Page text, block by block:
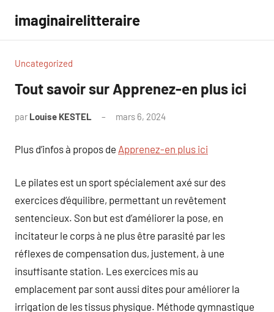
contenu
imaginairelitteraire
Uncategorized
Tout savoir sur Apprenez-en plus ici
par Louise KESTEL mars 6, 2024
Plus d’infos à propos de Apprenez-en plus ici
Le pilates est un sport spécialement axé sur des
exercices d’équilibre, permettant un revêtement
sentencieux. Son but est d’améliorer la pose, en
incitateur le corps à ne plus être parasité par les
réflexes de compensation dus, justement, à une
insuffisante station. Les exercices mis au
emplacement par sont aussi dites pour améliorer la
irrigation de les tissus physique. Méthode gymnastique